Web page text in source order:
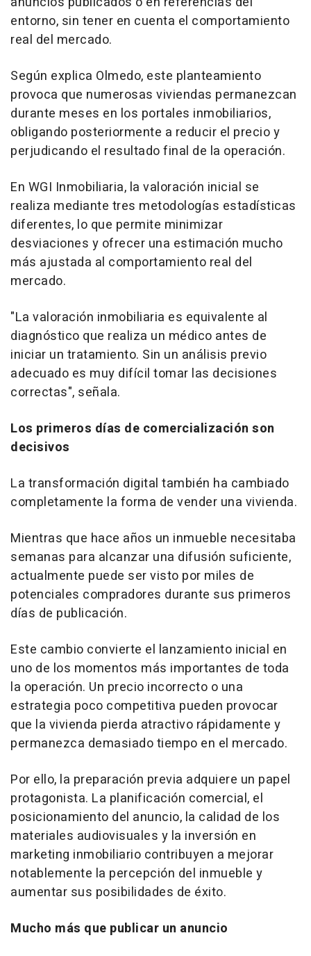
entorno, sin tener en cuenta el comportamiento
real del mercado.
Según explica Olmedo, este planteamiento
provoca que numerosas viviendas permanezcan
durante meses en los portales inmobiliarios,
obligando posteriormente a reducir el precio y
perjudicando el resultado final de la operación.
En WGI Inmobiliaria, la valoración inicial se
realiza mediante tres metodologías estadísticas
diferentes, lo que permite minimizar
desviaciones y ofrecer una estimación mucho
más ajustada al comportamiento real del
mercado.
"La valoración inmobiliaria es equivalente al
diagnóstico que realiza un médico antes de
iniciar un tratamiento. Sin un análisis previo
adecuado es muy difícil tomar las decisiones
correctas", señala.
Los primeros días de comercialización son
decisivos
La transformación digital también ha cambiado
completamente la forma de vender una vivienda.
Mientras que hace años un inmueble necesitaba
semanas para alcanzar una difusión suficiente,
actualmente puede ser visto por miles de
potenciales compradores durante sus primeros
días de publicación.
Este cambio convierte el lanzamiento inicial en
uno de los momentos más importantes de toda
la operación. Un precio incorrecto o una
estrategia poco competitiva pueden provocar
que la vivienda pierda atractivo rápidamente y
permanezca demasiado tiempo en el mercado.
Por ello, la preparación previa adquiere un papel
protagonista. La planificación comercial, el
posicionamiento del anuncio, la calidad de los
materiales audiovisuales y la inversión en
marketing inmobiliario contribuyen a mejorar
notablemente la percepción del inmueble y
aumentar sus posibilidades de éxito.
Mucho más que publicar un anuncio